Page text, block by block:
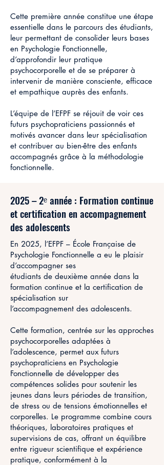
Cette première année constitue une étape
essentielle dans le parcours des étudiants,
leur permettant de consolider leurs bases
en Psychologie Fonctionnelle,
d’approfondir leur pratique
psychocorporelle et de se préparer à
intervenir de manière consciente, efficace
et empathique auprès des enfants.
L’équipe de l’EFPF se réjouit de voir ces
futurs psychopraticiens passionnés et
motivés avancer dans leur spécialisation
et contribuer au bien-être des enfants
accompagnés grâce à la méthodologie
fonctionnelle.
2025 – 2ᵉ année : Formation continue
et certification en accompagnement
des adolescents
En 2025, l’EFPF – École Française de
Psychologie Fonctionnelle a eu le plaisir
d’accompagner ses
étudiants de deuxième année dans la
formation continue et la certification de
spécialisation sur
l’accompagnement des adolescents.
Cette formation, centrée sur les approches
psychocorporelles adaptées à
l’adolescence, permet aux futurs
psychopraticiens en Psychologie
Fonctionnelle de développer des
compétences solides pour soutenir les
jeunes dans leurs périodes de transition,
de stress ou de tensions émotionnelles et
corporelles. Le programme combine cours
théoriques, laboratoires pratiques et
supervisions de cas, offrant un équilibre
entre rigueur scientifique et expérience
pratique, conformément à la